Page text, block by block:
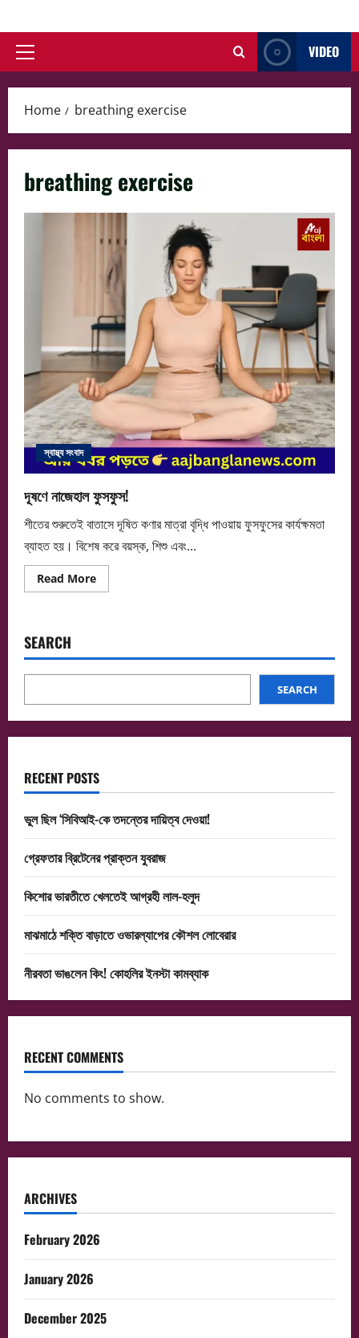
to
contentPrimary
VIDEO
Home breathing exercise
breathing exercise
স্বাস্থ্য সংবাদ
দূষণে নাজেহাল ফুসফুস!
শীতের শুরুতেই বাতাসে দূষিত কণার মাত্রা বৃদ্ধি পাওয়ায় ফুসফুসের কার্যক্ষমতা
ব্যাহত হয়। বিশেষ করে বয়স্ক, শিশু এবং...
Read MoreRead
more
SEARCH
SEARCH
RECENT POSTS
ভুল ছিল ‘সিবিআই-কে তদন্তের দায়িত্ব দেওয়া!
গ্রেফতার ব্রিটেনের প্রাক্তন যুবরাজ
কিশোর ভারতীতে খেলতেই আগ্রহী লাল-হলুদ
মাঝমাঠে শক্তি বাড়াতে ওভারল্যাপের কৌশল লোবেরার
নীরবতা ভাঙলেন কিং! কোহলির ইনস্টা কামব্যাক
RECENT COMMENTS
No comments to show.
ARCHIVES
February 2026
January 2026
December 2025